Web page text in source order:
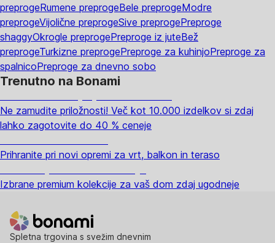
preprogeRumene preprogeBele preprogeModre
preprogeVijolične preprogeSive preprogePreproge
shaggyOkrogle preprogePreproge iz juteBež
preprogeTurkizne preprogePreproge za kuhinjoPreproge za
spalnicoPreproge za dnevno sobo
Trenutno na Bonami
Ne zamudite priložnosti! Več kot 10.000 izdelkov si zdaj
lahko zagotovite do 40 % ceneje
Prihranite pri novi opremi za vrt, balkon in teraso
Izbrane premium kolekcije za vaš dom zdaj ugodneje
Spletna trgovina s svežim dnevnim